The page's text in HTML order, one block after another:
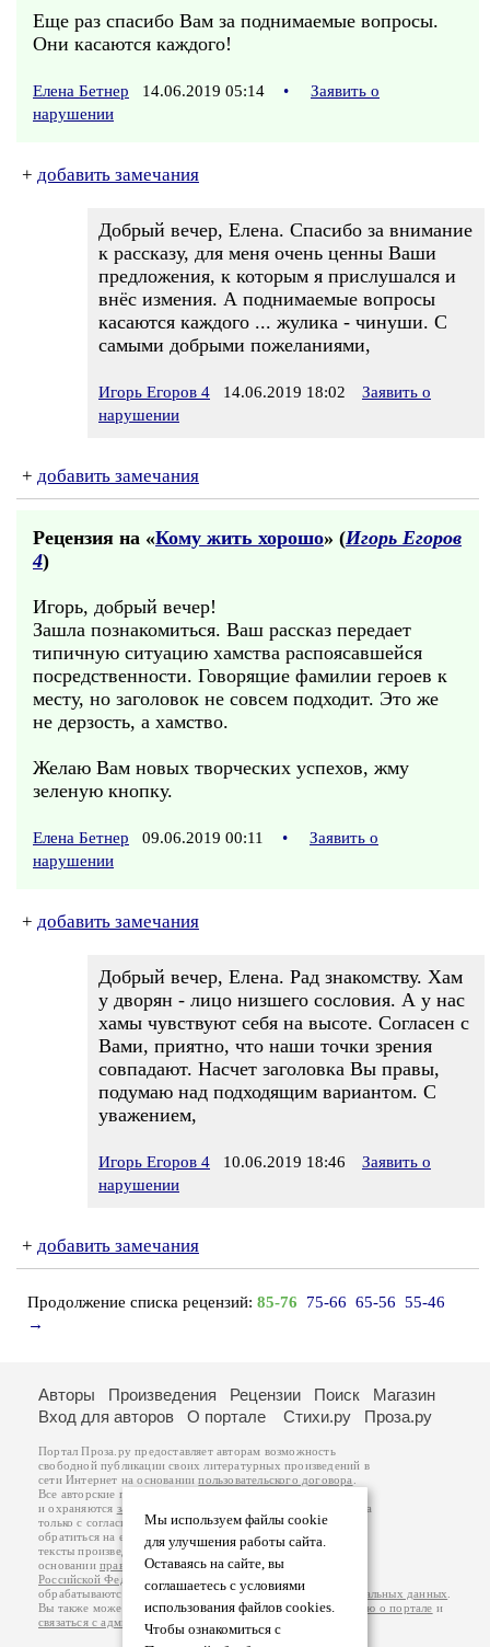
Еще раз спасибо Вам за поднимаемые вопросы.
Они касаются каждого!
Елена Бетнер 14.06.2019 05:14 •
Заявить о
нарушении
+ добавить замечания
Добрый вечер, Елена. Спасибо за внимание
к рассказу, для меня очень ценны Ваши
предложения, к которым я прислушался и
внёс измения. А поднимаемые вопросы
касаются каждого ... жулика - чинуши. С
самыми добрыми пожеланиями,
Игорь Егоров 4 14.06.2019 18:02
Заявить о
нарушении
+ добавить замечания
Рецензия на «Кому жить хорошо» (Игорь Егоров
4)
Игорь, добрый вечер!
Зашла познакомиться. Ваш рассказ передает
типичную ситуацию хамства распоясавшейся
посредственности. Говорящие фамилии героев к
месту, но заголовок не совсем подходит. Это же
не дерзость, а хамство.
Желаю Вам новых творческих успехов, жму
зеленую кнопку.
Елена Бетнер 09.06.2019 00:11 •
Заявить о
нарушении
+ добавить замечания
Добрый вечер, Елена. Рад знакомству. Хам
у дворян - лицо низшего сословия. А у нас
хамы чувствуют себя на высоте. Согласен с
Вами, приятно, что наши точки зрения
совпадают. Насчет заголовка Вы правы,
подумаю над подходящим вариантом. С
уважением,
Игорь Егоров 4 10.06.2019 18:46
Заявить о
нарушении
+ добавить замечания
Продолжение списка рецензий: 85-76 75-66 65-56 55-46
→
Мы используем файлы cookie
для улучшения работы сайта.
Оставаясь на сайте, вы
соглашаетесь с условиями
использования файлов cookies.
Чтобы ознакомиться с
Авторы Произведения Рецензии Поиск
Магазин
Вход для авторов
О портале Стихи.ру Проза.ру
Портал Проза.ру предоставляет авторам возможность
свободной публикации своих литературных произведений в
сети Интернет на основаниипользовательского договора
Все авторские права на произведения принадлежат авторам
и охраняются законом
. Перепечатка произведений возможна
только с согласия его автора, к которому вы можете
обратиться на его авторской странице. Ответственность за
тексты произведений авторы несут самостоятельно на
основанииправил публикацииизаконодательства
Российской Федерации
обрабатываются на основанииПолитики обработки персональных данных
Вы также можете посмотреть более подробнуюинформацию о портале и
связаться с администрацией